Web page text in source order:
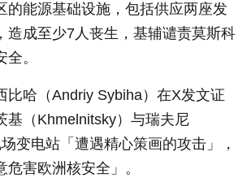
的能源基础设施，包括供应两座发
造成至少7人丧生，基辅谴责莫斯科
。
比哈（Andriy Sybiha）在X发文证
基（Khmelnitsky）与瑞夫尼
场变电站「遭遇精心策画的攻击」，
害欧洲核安全」。